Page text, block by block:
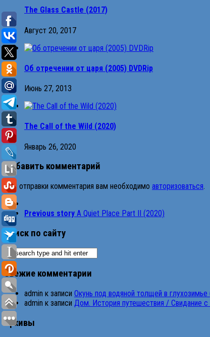
The Glass Castle (2017)
Август 20, 2017
Об отречении от царя (2005) DVDRip
Июнь 27, 2013
The Call of the Wild (2020)
Январь 26, 2020
Добавить комментарий
Для отправки комментария вам необходимо авторизоваться.
Previous story A Quiet Place Part II (2020)
Поиск по сайту
Свежие комментарии
admin к записи Окунь под водяной толщей в
admin к записи Дом. История путешествия / Свидание с
Архивы